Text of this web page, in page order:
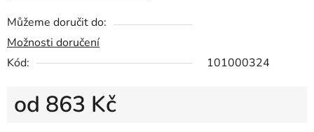
Můžeme doručit do:
Možnosti doručení
Kód:
101000324
od 863 Kč